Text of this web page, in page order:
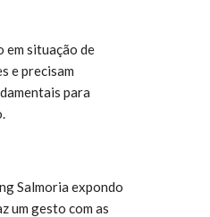
em situação de
e precisam
para
Salmoria expondo
um gesto com as